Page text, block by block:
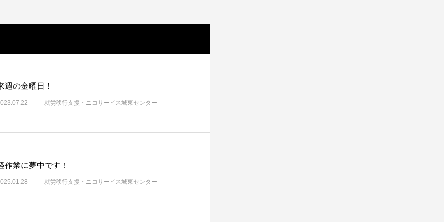
週の金曜日！
就労移行支援・ニコサービス城東センター
作業に夢中です！
就労移行支援・ニコサービス城東センター